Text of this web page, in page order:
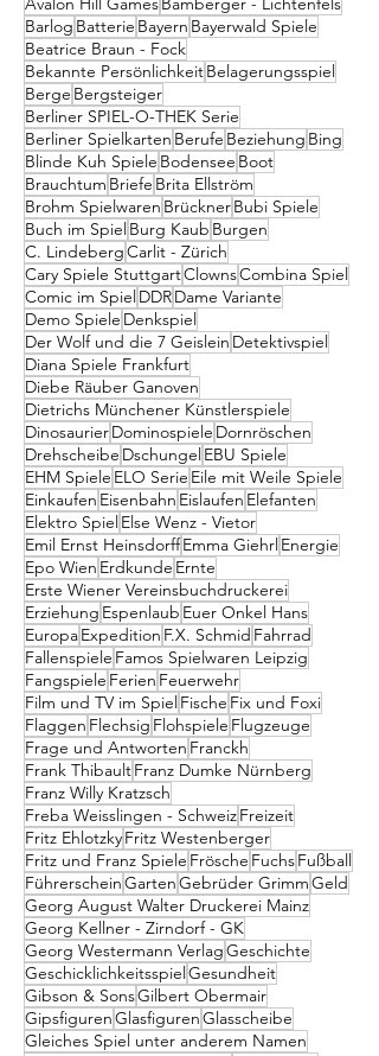
Barlog Batterie Bayern Bayerwald Spiele
Beatrice Braun - Fock
Bekannte PersönlichkeitBelagerungsspiel
Berge Bergsteiger
Berliner SPIEL-O-THEK Serie
Berliner Spielkarten Berufe Beziehung Bing
Blinde Kuh Spiele Bodensee Boot
Brauchtum Briefe Brita Ellström
Brohm Spielwaren BrücknerBubi Spiele
Buch im SpielBurg Kaub Burgen
C. LindebergCarlit - Zürich
Cary Spiele StuttgartClownsCombina Spiel
Comic im SpielDDRDame Variante
Demo Spiele Denkspiel
Der Wolf und die 7 Geislein Detektivspiel
Diana Spiele Frankfurt
Diebe Räuber Ganoven
Dietrichs Münchener Künstlerspiele
DinosaurierDominospiele Dornröschen
Drehscheibe DschungelEBU Spiele
EHM Spiele ELO Serie Eile mit Weile Spiele
Einkaufen Eisenbahn Eislaufen Elefanten
Elektro SpielElse Wenz - Vietor
Emil Ernst HeinsdorffEmma GiehrlEnergie
Epo Wien Erdkunde Ernte
Erste Wiener Vereinsbuchdruckerei
Erziehung Espenlaub Euer Onkel Hans
EuropaExpedition F.X. Schmid Fahrrad
Fallenspiele Famos Spielwaren Leipzig
Fangspiele Ferien Feuerwehr
Film und TV im SpielFische Fix und Foxi
Flaggen Flechsig Flohspiele Flugzeuge
Frage und Antworten Franckh
Frank ThibaultFranz Dumke Nürnberg
Franz Willy Kratzsch
Freba Weisslingen - SchweizFreizeit
Fritz EhlotzkyFritz Westenberger
Fritz und Franz Spiele Frösche FuchsFußball
FührerscheinGartenGebrüder GrimmGeld
Georg August Walter Druckerei Mainz
Georg Kellner - Zirndorf - GK
Georg Westermann VerlagGeschichte
GeschicklichkeitsspielGesundheit
Gibson & SonsGilbert Obermair
GipsfigurenGlasfigurenGlasscheibe
Gleiches Spiel unter anderem Namen